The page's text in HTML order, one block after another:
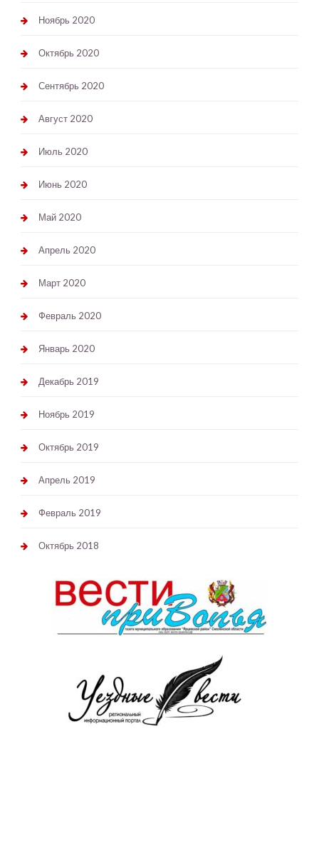
Ноябрь 2020
Октябрь 2020
Сентябрь 2020
Август 2020
Июль 2020
Июнь 2020
Май 2020
Апрель 2020
Март 2020
Февраль 2020
Январь 2020
Декабрь 2019
Ноябрь 2019
Октябрь 2019
Апрель 2019
Февраль 2019
Октябрь 2018